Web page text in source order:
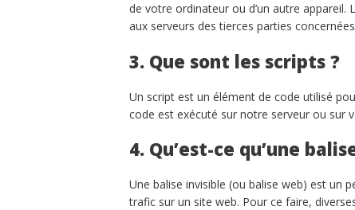
de votre ordinateur ou d’un autre
aux serveurs des tierces parties
3. Que sont les scripts ?
Un script est un élément de code utilisé
code est exécuté sur notre serveur ou sur
4. Qu’est-ce qu’une
Une balise invisible (ou balise web) est un
trafic sur un site web. Pour ce faire,